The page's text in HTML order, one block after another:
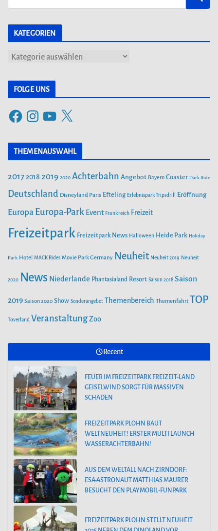
BEITRÄGE
KATEGORIEN
g
e
n
FOLGE UNS
F
c
o
o
s
t
g
r
Y
u
T
b
e
X
THEMENAUSWAHL
20172018 2019 2020 Achterbahn Angebot Bayern Coaster Dark Ride
Deutschland Disneyland Paris Efteling Erlebnispark Tripsdrill Eröffnung
Europa Europa-Park Event Frankreich Freizeit
Freizeitpark Freizeitpark News Halloween Heide Park Holiday
Park Hotel MACK Rides Movie Park Germany Neuheit Neuheit 2019 Neuheit
2020 News Niederlande Phantasialand Resort Saison 2018 Saison
2019 Saison 2020 Show Sonderangebot Themenbereich Themenfahrt TOP
Toverland VeranstaltungZoo
Recent
FEUER IM FREIZEITPARK FREIZEIT-LAND
GEISELWIND SORGT FÜR MASSIVEN
SCHADEN
FREIZEITPARK PLOHN BAUT
WELTNEUHEIT! ERSTER MULTI LAUNCH
WASSERACHTERBAHN!
AUS DEM WELTALL NACH ZIRNDORF:
ESA-ASTRONAUT MATTHIAS MAURER
BESUCHT DEN PLAYMOBIL-FUNPARK
FREIZEITPARK PLOHN STELLT NEUHEIT